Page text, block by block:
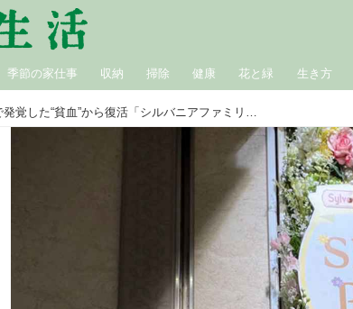
季節の家仕事 収納 掃除 健康 花と緑 生き方
人間ドックで発覚した“貧血”から復活「シルバニアファミリー」のイベントでお腹パンパンの春の一日｜たんぽぽ白鳥久美子の手づくり暮らし